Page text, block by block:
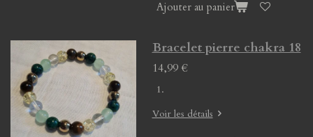
Ajouter au panier
Bracelet pierre chakra 18
14,99 €
Voir les détails